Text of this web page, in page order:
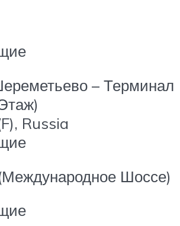
– Терминал
Russia
Шоссе)